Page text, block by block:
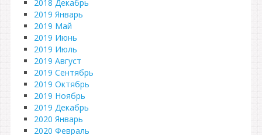
2018 Декабрь
2019 Январь
2019 Май
2019 Июнь
2019 Июль
2019 Август
2019 Сентябрь
2019 Октябрь
2019 Ноябрь
2019 Декабрь
2020 Январь
2020 Февраль